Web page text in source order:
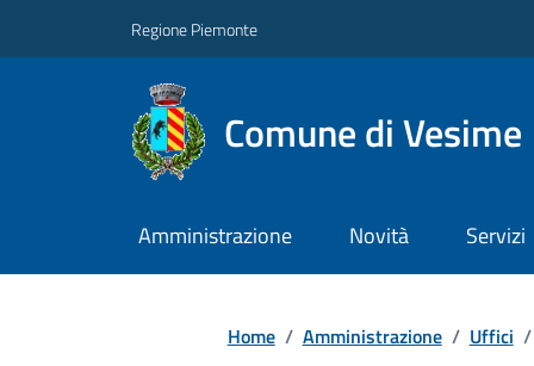
Regione Piemonte
Comune di Vesime
Amministrazione Novità Servizi
Home / Amministrazione / Uffici /